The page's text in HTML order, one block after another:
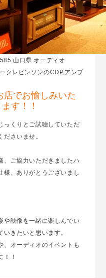
山口県 オーディオ
クレビンソンのCDP,アンプ
店でお愉しみいた
す！！
っくりとご試聴していただ
さいませ。
、ご協力いただきましたハ
様、ありがとうございまし
や映像を一緒に楽しんでい
きたいと思います。
、オーディオのイベントも
！！